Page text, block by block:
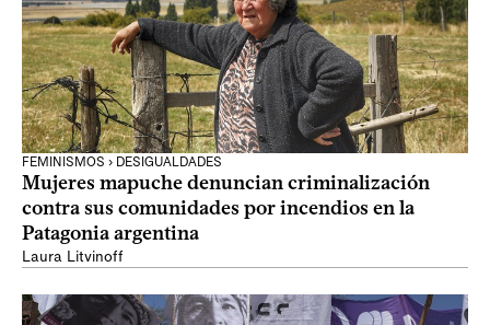
FEMINISMOS › DESIGUALDADES
Mujeres mapuche denuncian criminalización
contra sus comunidades por incendios en la
Patagonia argentina
Laura Litvinoff